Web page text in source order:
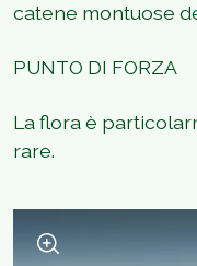
catene montuose
PUNTO DI FORZA
La flora è
rare.